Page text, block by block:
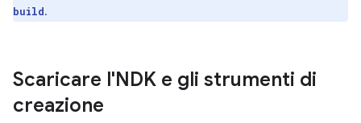
build.
Scaricare l'NDK e gli strumenti di
creazione